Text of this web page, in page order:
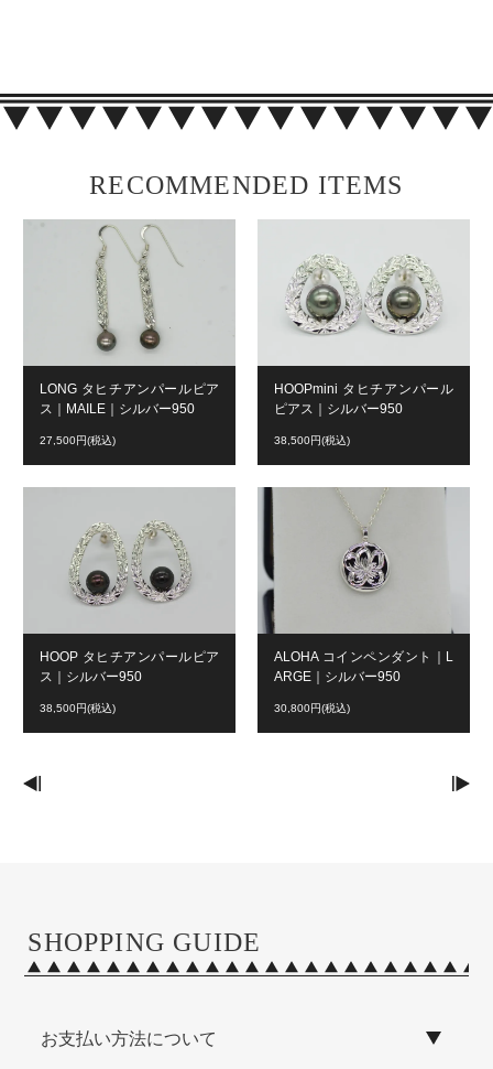
RECOMMENDED ITEMS
LONG タヒチアンパールピア
ス｜MAILE｜シルバー950
27,500円(税込)
HOOP タヒチアンパールピア
ス｜シルバー950
38,500円(税込)
HOOPmini タヒチアンパール
ピアス｜シルバー950
38,500円(税込)
ALOHA コインペンダント｜L
ARGE｜シルバー950
30,800円(税込)
SHOPPING GUIDE
お支払い方法について